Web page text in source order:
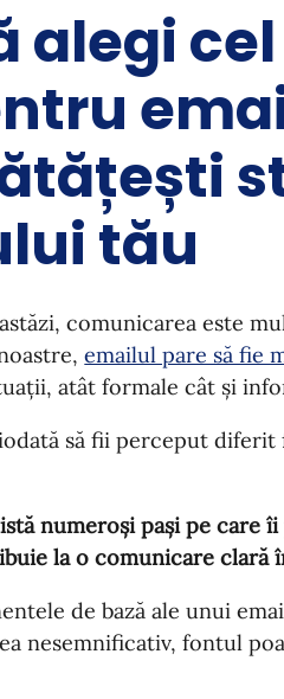
alegi
tău
comunicarea este
emailul pare să fie
atât formale cât și
să fii perceput
numeroși pași pe care
la o comunicare clară
de bază ale unui
nesemnificativ, fontul